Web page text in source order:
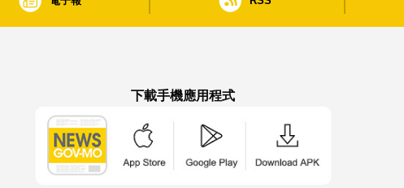
下載手機應用程式